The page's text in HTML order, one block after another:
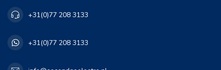
+31(0)77 208 3133
+31(0)77 208 3133